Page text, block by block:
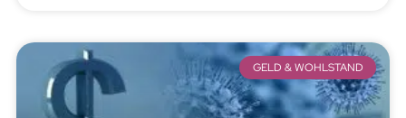
GELD & WOHLSTAND